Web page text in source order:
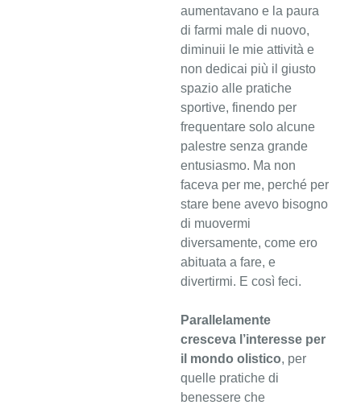
aumentavano e la paura
di farmi male di nuovo,
diminuii le mie attività e
non dedicai più il giusto
spazio alle pratiche
sportive, finendo per
frequentare solo alcune
palestre senza grande
entusiasmo. Ma non
faceva per me, perché per
stare bene avevo bisogno
di muovermi
diversamente, come ero
abituata a fare, e
divertirmi. E così feci.
Parallelamente
cresceva l’interesse per
il mondo olistico, per
quelle pratiche di
benessere che